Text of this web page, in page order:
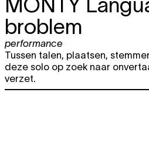
broblem
performance
Tussen talen, plaatsen,
deze solo op zoek naar
verzet.